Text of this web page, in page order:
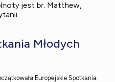
jest br. Matthew,
Młodych
Europejskie Spotkania